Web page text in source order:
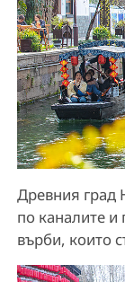
Древния град
по каналите
върби, които